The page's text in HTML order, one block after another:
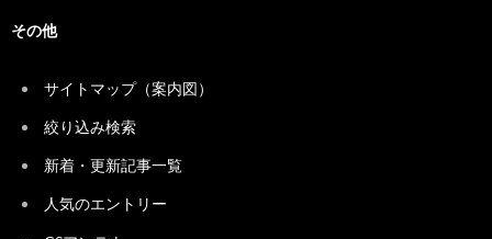
その他
サイトマップ（案内図）
絞り込み検索
新着・更新記事一覧
人気のエントリー